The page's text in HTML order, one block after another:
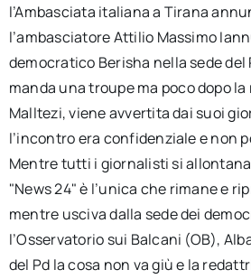
l’Ambasciata italiana a Tirana
l’ambasciatore Attilio Massimo
democratico Berisha nella sede del
manda una troupe ma poco dopo
Malltezi, viene avvertita dai suoi
l’incontro era confidenziale e non
Mentre tutti i giornalisti si
"News 24" è l’unica che rimane e
mentre usciva dalla sede dei
l’Osservatorio sui Balcani (OB),
del Pd la cosa non va giù e la